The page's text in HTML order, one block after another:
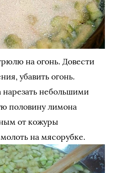
на огонь. Довести
убавить огонь.
небольшими
половину лимона
от кожуры
на мясорубке.